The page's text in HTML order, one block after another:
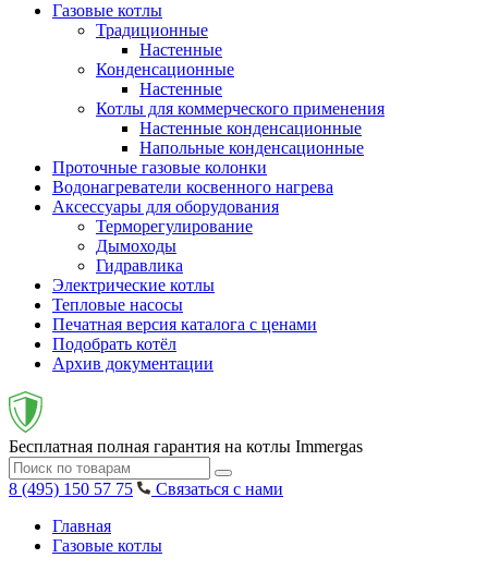
Газовые котлы
Традиционные
Настенные
Конденсационные
Настенные
Котлы для коммерческого применения
Настенные конденсационные
Напольные конденсационные
Проточные газовые колонки
Водонагреватели косвенного нагрева
Аксессуары для оборудования
Терморегулирование
Дымоходы
Гидравлика
Электрические котлы
Тепловые насосы
Печатная версия каталога с ценами
Подобрать котёл
Архив документации
Бесплатная полная гарантия на котлы Immergas
8 (495) 150 57 75
Связаться с нами
Главная
Газовые котлы